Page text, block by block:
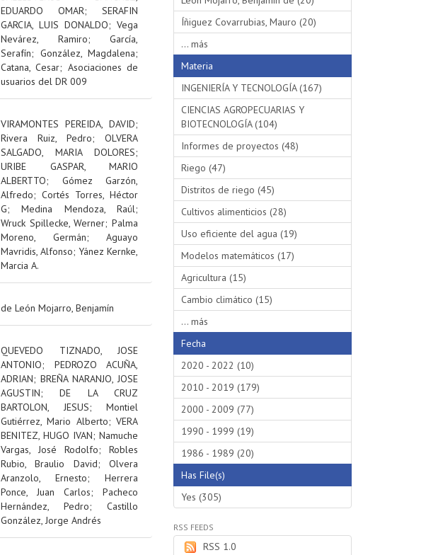
EDUARDO OMAR; SERAFIN
GARCIA, LUIS DONALDO; Vega
Nevárez, Ramiro; García,
Serafín; González, Magdalena;
Catana, Cesar; Asociaciones de
usuarios del DR 009
VIRAMONTES PEREIDA, DAVID;
Rivera Ruiz, Pedro; OLVERA
SALGADO, MARIA DOLORES;
URIBE GASPAR, MARIO
ALBERTTO; Gómez Garzón,
Alfredo; Cortés Torres, Héctor
G;Medina Mendoza, Raúl;
Wruck Spillecke, Werner;Palma
Moreno, Germán; Aguayo
Mavridis, Alfonso; Yánez Kernke,
Marcia A.
de León Mojarro, Benjamín
QUEVEDO TIZNADO, JOSE
ANTONIO; PEDROZO ACUÑA,
ADRIAN; BREÑA NARANJO, JOSE
AGUSTIN;DE LA CRUZ
BARTOLON, JESUS; Montiel
Gutiérrez, Mario Alberto;VERA
BENITEZ, HUGO IVAN; Namuche
Vargas, José Rodolfo; Robles
Rubio, Braulio David;Olvera
Aranzolo, Ernesto; Herrera
Ponce, Juan Carlos; Pacheco
Hernández, Pedro; Castillo
González, Jorge Andrés
Íñiguez Covarrubias, Mauro (20)
... más
Materia
INGENIERÍA Y TECNOLOGÍA (167)
CIENCIAS AGROPECUARIAS Y
BIOTECNOLOGÍA (104)
Informes de proyectos (48)
Riego (47)
Distritos de riego (45)
Cultivos alimenticios (28)
Uso eficiente del agua (19)
Modelos matemáticos (17)
Agricultura (15)
Cambio climático (15)
... más
Fecha
2020 - 2022 (10)
2010 - 2019 (179)
2000 - 2009 (77)
1990 - 1999 (19)
1986 - 1989 (20)
Has File(s)
Yes (305)
RSS FEEDS
RSS 1.0